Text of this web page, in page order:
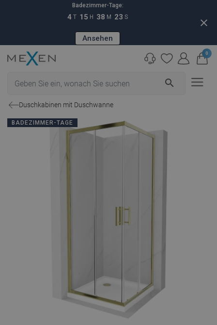
Badezimmer-Tage:
4 T 15 H 38 M 22 S
Ansehen
close
search
0
Duschkabinen mit Duschwanne
BADEZIMMER-TAGE